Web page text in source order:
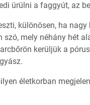
ürülni a faggyút, az
különösen, ha
szó, mely néhány hét
kerüljük a
életkorban